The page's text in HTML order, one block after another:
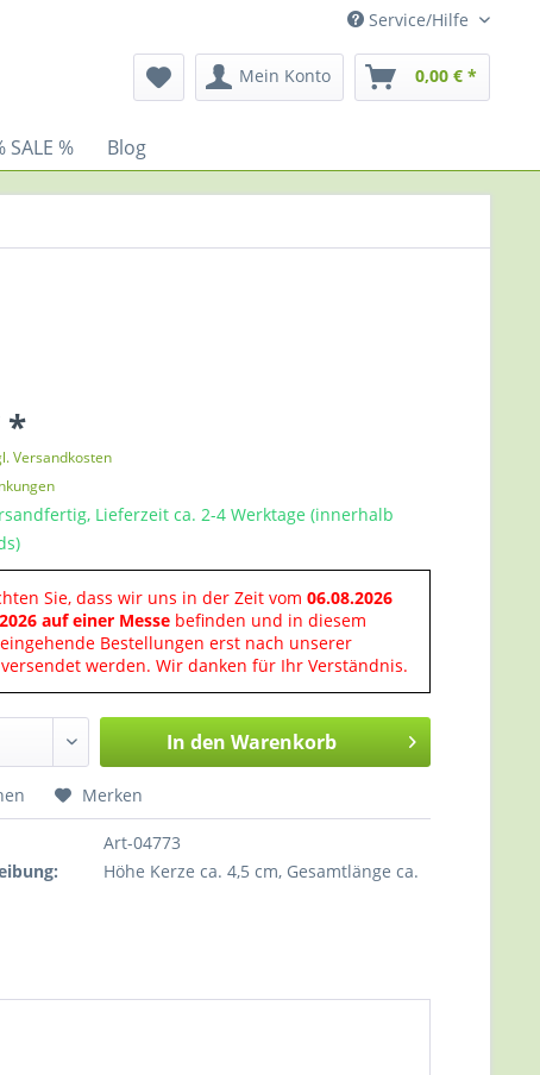
Service/Hilfe
Mein Konto 0,00 € *
SALE % Blog
*
Versandkosten
Lieferzeit ca. 2-4 Werktage (innerhalb
Sie, dass wir uns in der Zeit vom06.08.2026
auf einer Messe befinden und in diesem
Bestellungen erst nach unserer
werden. Wir danken für Ihr Verständnis.
In den Warenkorb
Merken
Art-04773
Höhe Kerze ca. 4,5 cm, Gesamtlänge ca.